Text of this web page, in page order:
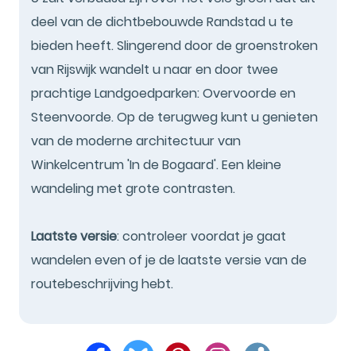
deel van de dichtbebouwde Randstad u te
bieden heeft. Slingerend door de groenstroken
van Rijswijk wandelt u naar en door twee
prachtige Landgoedparken: Overvoorde en
Steenvoorde. Op de terugweg kunt u genieten
van de moderne architectuur van
Winkelcentrum 'In de Bogaard'. Een kleine
wandeling met grote contrasten.
Laatste versie: controleer voordat je gaat
wandelen even of je de laatste versie van de
routebeschrijving hebt.